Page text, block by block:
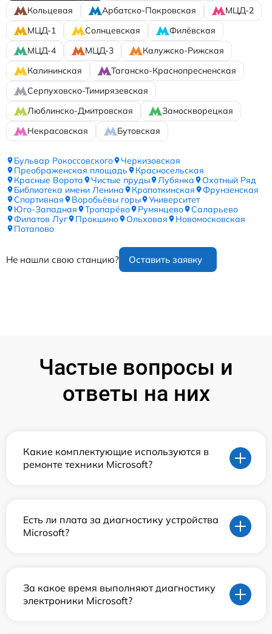
Кольцевая
Арбатско-Покровская
МЦД-2
МЦД-1
Солнцевская
Филёвская
МЦД-4
МЦД-3
Калужско-Рижская
Калининская
Таганско-Краснопресненская
Серпуховско-Тимирязевская
Люблинско-Дмитровская
Замоскворецкая
Некрасовская
Бутовская
Бульвар Рокоссовского
Черкизовская
Преображенская площадь
Красносельская
Красные Ворота
Чистые пруды Лубянка
Охотный Ряд
Библиотека имени Ленина
Кропоткинская
Фрунзенская
Спортивная
Воробьёвы горы
Университет
Юго-Западная
Тропарёво Румянцево
Саларьево
Филатов Луг
Прокшино Ольховая
Новомосковская
Потапово
Не нашли свою станцию? Оставить заявку
Частые вопросы и
ответы на них
Какие комплектующие используются в
ремонте техники Microsoft?
Есть ли плата за диагностику устройства
Microsoft?
За какое время выполняют диагностику
электроники Microsoft?